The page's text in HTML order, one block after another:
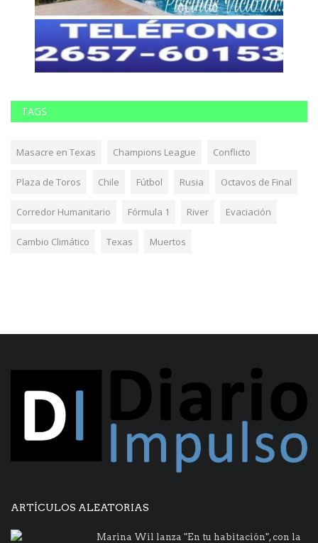
TAGS
Masacre en Texas Champions League Conflicto
Plaza de Toros Chile Fútbol Rusia Octavos de Final
Corredor Humanitario Fórmula 1 River Evaciación
Cambio Climático Texas Muertos
ARTÍCULOS ALEATORIAS
Marina Wil lanza "En tu habitación", con la